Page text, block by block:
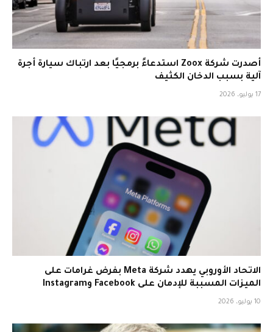
أصدرت شركة Zoox استدعاءً برمجيًا بعد ارتباك سيارة أجرة
آلية بسبب الدخان الكثيف
17 يوليو، 2026
الاتحاد الأوروبي يهدد شركة Meta بفرض غرامات على
الميزات المسببة للإدمان على Facebook وInstagram
10 يوليو، 2026